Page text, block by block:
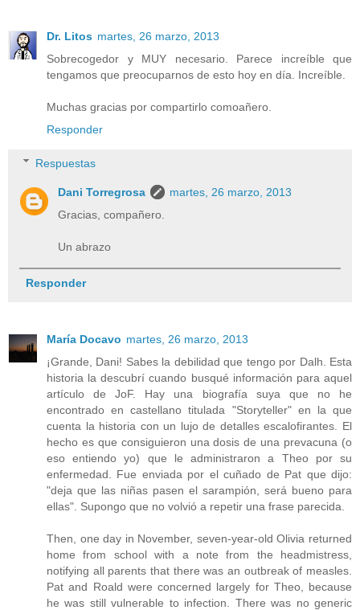
Dr. Litos martes, 26 marzo, 2013
Sobrecogedor y MUY necesario. Parece increíble que
tengamos que preocuparnos de esto hoy en día. Increíble.
Muchas gracias por compartirlo comoañero.
Responder
Respuestas
Dani Torregrosa
martes, 26 marzo, 2013
Gracias, compañero.
Un abrazo
Responder
María Docavo martes, 26 marzo, 2013
¡Grande, Dani! Sabes la debilidad que tengo por Dalh. Esta
historia la descubrí cuando busqué información para aquel
artículo de JoF. Hay una biografía suya que no he
encontrado en castellano titulada "Storyteller" en la que
cuenta la historia con un lujo de detalles escalofirantes. El
hecho es que consiguieron una dosis de una prevacuna (o
eso entiendo yo) que le administraron a Theo por su
enfermedad. Fue enviada por el cuñado de Pat que dijo:
"deja que las niñas pasen el sarampión, será bueno para
ellas". Supongo que no volvió a repetir una frase parecida.
Then, one day in November, seven-year-old Olivia returned
home from school with a note from the headmistress,
notifying all parents that there was an outbreak of measles.
Pat and Roald were concerned largely for Theo, because
he was still vulnerable to infection. There was no generic